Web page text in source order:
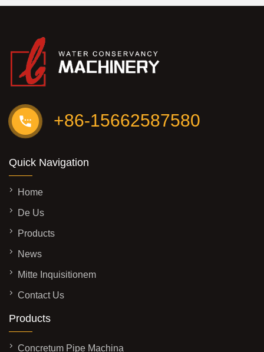
+86-15662587580
Quick Navigation
Home
De Us
Products
News
Mitte Inquisitionem
Contact Us
Products
Concretum Pipe Machina